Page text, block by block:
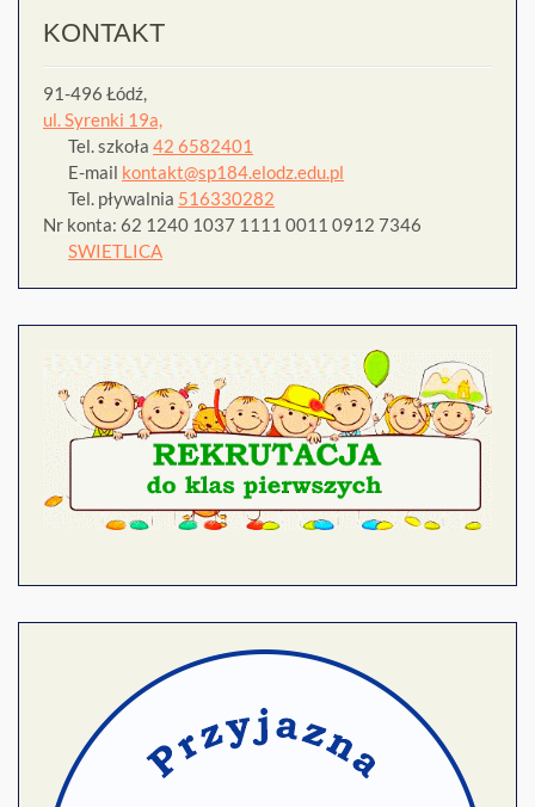
KONTAKT
91-496 Łódź,
ul. Syrenki 19a,
Tel. szkoła 42 6582401
E-mail kontakt@sp184.elodz.edu.pl
Tel. pływalnia 516330282
Nr konta: 62 1240 1037 1111 0011 0912 7346
SWIETLICA